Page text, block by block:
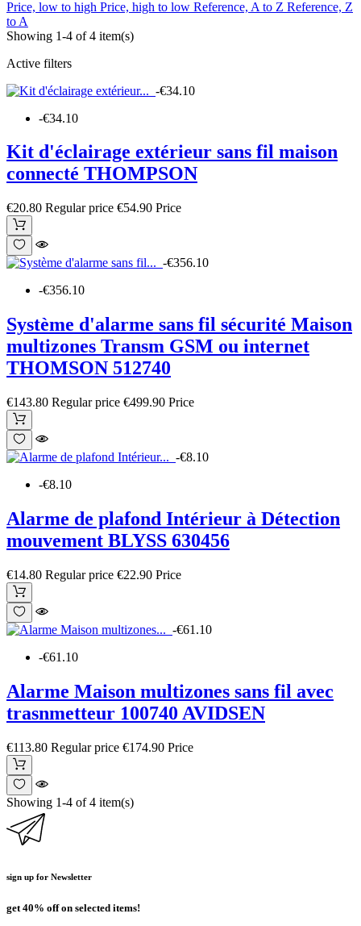
Price, low to high Price, high to low Reference, A to Z Reference, Z
to A
Showing 1-4 of 4 item(s)
Active filters
-€34.10
-€34.10
Kit d'éclairage extérieur sans fil maison
connecté THOMPSON
€20.80 Regular price €54.90 Price
-€356.10
-€356.10
Système d'alarme sans fil sécurité Maison
multizones Transm GSM ou internet
THOMSON 512740
€143.80 Regular price €499.90 Price
-€8.10
-€8.10
Alarme de plafond Intérieur à Détection
mouvement BLYSS 630456
€14.80 Regular price €22.90 Price
-€61.10
-€61.10
Alarme Maison multizones sans fil avec
trasnmetteur 100740 AVIDSEN
€113.80 Regular price €174.90 Price
Showing 1-4 of 4 item(s)
sign up for Newsletter
get 40% off on selected items!